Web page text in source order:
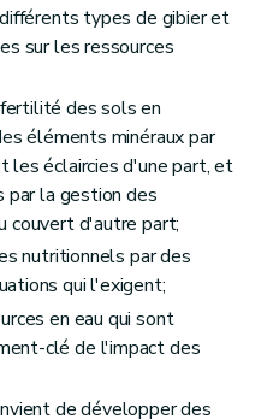
types de gibier et
sur les ressources
des sols en
éléments minéraux par
les éclaircies d'une part, et
la gestion des
couvert d'autre part;
nutritionnels par des
qui l'exigent;
en eau qui sont
clé de l'impact des
de développer des